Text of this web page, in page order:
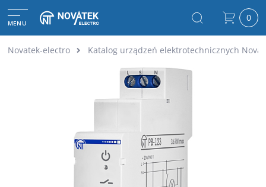
MENU 0
Novatek-electro Katalog urządzeń elektrotechnicznych